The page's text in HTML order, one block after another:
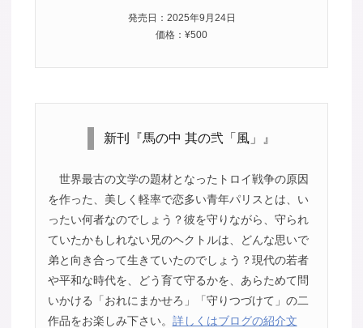
発売日：2025年9月24日
価格：¥500
新刊『馬の中 其の弐「風」』
世界最古の文学の題材となったトロイ戦争の原因
を作った、美しく軽率で恋多い青年パリスとは、い
ったい何者なのでしょう？彼を守りながら、守られ
ていたかもしれない兄のヘクトルは、どんな思いで
弟と向き合って生きていたのでしょう？現代の若者
や平和な時代を、どう育て守るかを、あらためて問
いかける「おれにまかせろ」「守りつづけて」の二
作品をお楽しみ下さい。 詳しくはブログの紹介文